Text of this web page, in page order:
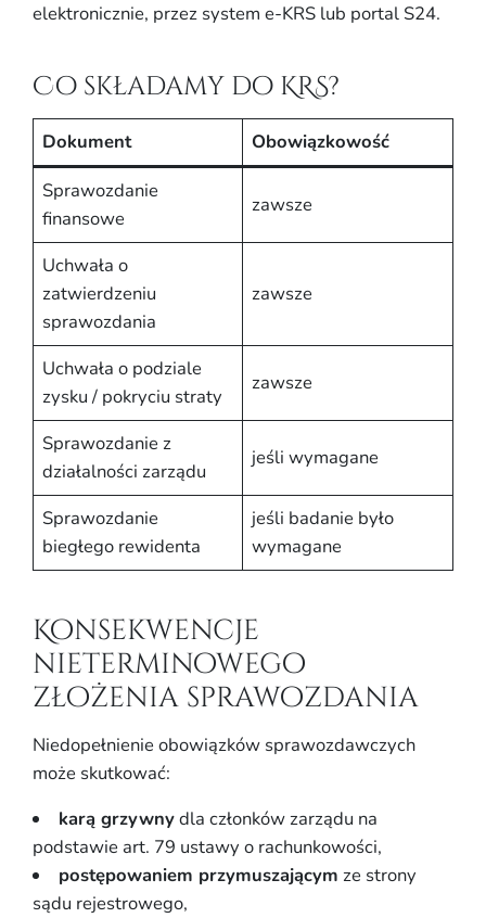
elektronicznie, przez system e-KRS lub portal S24.
Co składamy do KRS?
Dokument
Obowiązkowość
Sprawozdanie
finansowe
zawsze
Uchwała o
zatwierdzeniu
sprawozdania
zawsze
Uchwała o podziale
zysku / pokryciu straty
zawsze
Sprawozdanie z
działalności zarządu
jeśli wymagane
Sprawozdanie
biegłego rewidenta
jeśli badanie było
wymagane
Konsekwencje
nieterminowego
złożenia sprawozdania
Niedopełnienie obowiązków sprawozdawczych
może skutkować:
karą grzywnydla członków zarządu na
podstawie art. 79 ustawy o rachunkowości,
postępowaniem przymuszającym ze strony
sądu rejestrowego,